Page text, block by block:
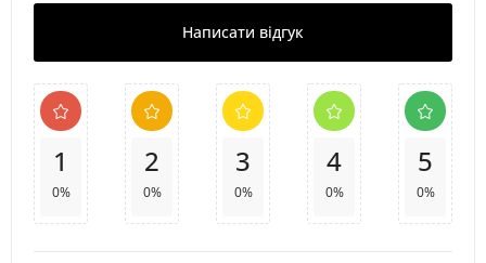
Написати відгук
1
0%
2
0%
3
0%
4
0%
5
0%